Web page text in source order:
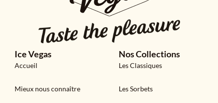
Ice Vegas
Accueil
Mieux nous connaître
Nos Collections
Les Classiques
Les Sorbets